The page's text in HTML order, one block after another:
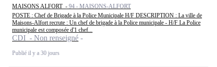
MAISONS ALFORT - 94 - MAISONS-ALFORT
POSTE : Chef de Brigade à la Police Municipale H/F DESCRIPTION : La ville de
Maisons-Alfort recrute : Un chef de brigade à la Police municipale - H/F La Police
municipale est composée d'1 chef...
CDI - Non renseigné
Publié il y a 30 jours